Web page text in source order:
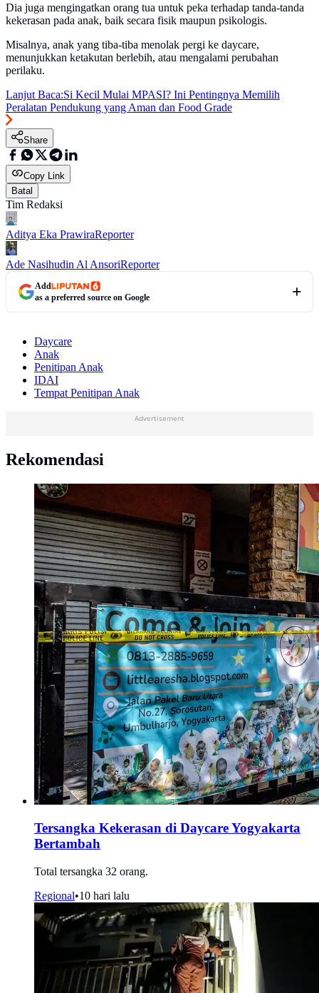
Dia juga mengingatkan orang tua untuk peka terhadap tanda-tanda
kekerasan pada anak, baik secara fisik maupun psikologis.
Misalnya, anak yang tiba-tiba menolak pergi ke daycare,
menunjukkan ketakutan berlebih, atau mengalami perubahan
perilaku.
Lanjut Baca:Si Kecil Mulai MPASI? Ini Pentingnya Memilih
Peralatan Pendukung yang Aman dan Food Grade
Share
Copy Link
Batal
Tim Redaksi
Aditya Eka PrawiraReporter
Ade Nasihudin Al AnsoriReporter
Add
as a preferred source on Google
Daycare
Anak
Penitipan Anak
IDAI
Tempat Penitipan Anak
Advertisement
Rekomendasi
Tersangka Kekerasan di Daycare Yogyakarta
Bertambah
Total tersangka 32 orang.
Regional•10 hari lalu